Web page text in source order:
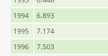
1994
6.893
1995
7.174
1996
7.503